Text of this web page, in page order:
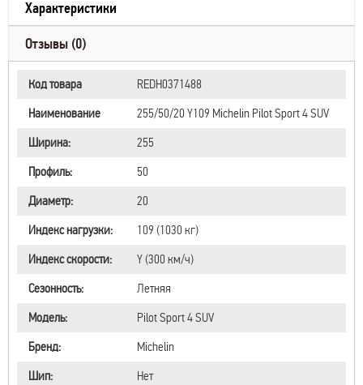
Характеристики
Отзывы (0)
Код товара
REDН0371488
Наименование
255/50/20 Y109 Michelin Pilot Sport 4 SUV
Ширина:
255
Профиль:
50
Диаметр:
20
Индекс нагрузки:
109 (1030 кг)
Индекс скорости:
Y (300 км/ч)
Сезонность:
Летняя
Модель:
Pilot Sport 4 SUV
Бренд:
Michelin
Шип:
Нет